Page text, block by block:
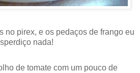
no pirex, e os pedaços de frango eu
nada!
de tomate com um pouco de